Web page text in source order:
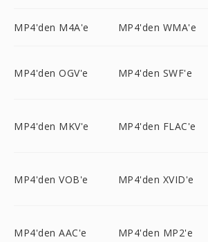
MP4'den M4A'e MP4'den WMA'e
MP4'den OGV'e MP4'den SWF'e
MP4'den MKV'e MP4'den FLAC'e
MP4'den VOB'e MP4'den XVID'e
MP4'den AAC'e MP4'den MP2'e